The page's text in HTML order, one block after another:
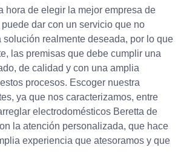
hora de elegir la mejor empresa de
dar con un servicio que no
realmente deseada, por lo que
las premisas que debe cumplir una
de calidad y con una amplia
procesos. Escoger nuestra
ya que nos caracterizamos, entre
electrodomésticos Beretta de
la atención personalizada, que hace
experiencia que atesoramos y que